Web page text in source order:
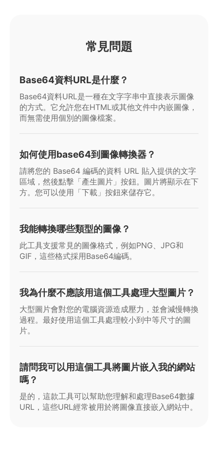
常見問題
Base64資料URL是什麼？
Base64資料URL是一種在文字字串中直接表示圖像
的方式。它允許您在HTML或其他文件中內嵌圖像，
而無需使用個別的圖像檔案。
如何使用base64到圖像轉換器？
請將您的 Base64 編碼的資料 URL 貼入提供的文字
區域，然後點擊「產生圖片」按鈕。圖片將顯示在下
方。您可以使用「下載」按鈕來儲存它。
我能轉換哪些類型的圖像？
此工具支援常見的圖像格式，例如PNG、JPG和
GIF，這些格式採用Base64編碼。
我為什麼不應該用這個工具處理大型圖片？
大型圖片會對您的電腦資源造成壓力，並會減慢轉換
過程。最好使用這個工具處理較小到中等尺寸的圖
片。
請問我可以用這個工具將圖片嵌入我的網站
嗎？
是的，這款工具可以幫助您理解和處理Base64數據
URL，這些URL經常被用於將圖像直接嵌入網站中。